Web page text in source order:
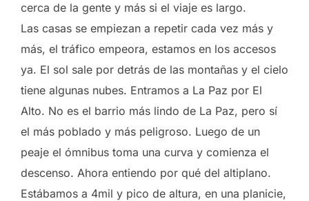
cerca de la gente y más si el viaje es largo.
Las casas se empiezan a repetir cada vez más y
más, el tráfico empeora, estamos en los accesos
ya. El sol sale por detrás de las montañas y el cielo
tiene algunas nubes. Entramos a La Paz por El
Alto. No es el barrio más lindo de La Paz, pero sí
el más poblado y más peligroso. Luego de un
peaje el ómnibus toma una curva y comienza el
descenso. Ahora entiendo por qué del altiplano.
Estábamos a 4mil y pico de altura, en una planicie,